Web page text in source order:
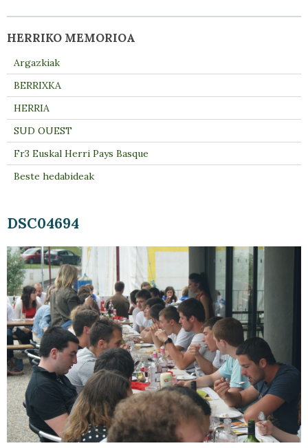
DSC04694
HERRIKO MEMORIOA
Argazkiak
BERRIXKA
HERRIA
SUD OUEST
Fr3 Euskal Herri Pays Basque
Beste hedabideak